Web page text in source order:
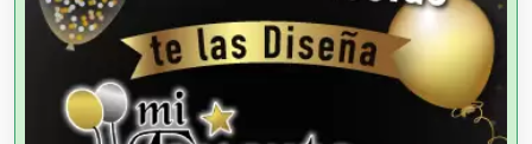
Aparatos y Equipos Eléctricos
Arquitectos